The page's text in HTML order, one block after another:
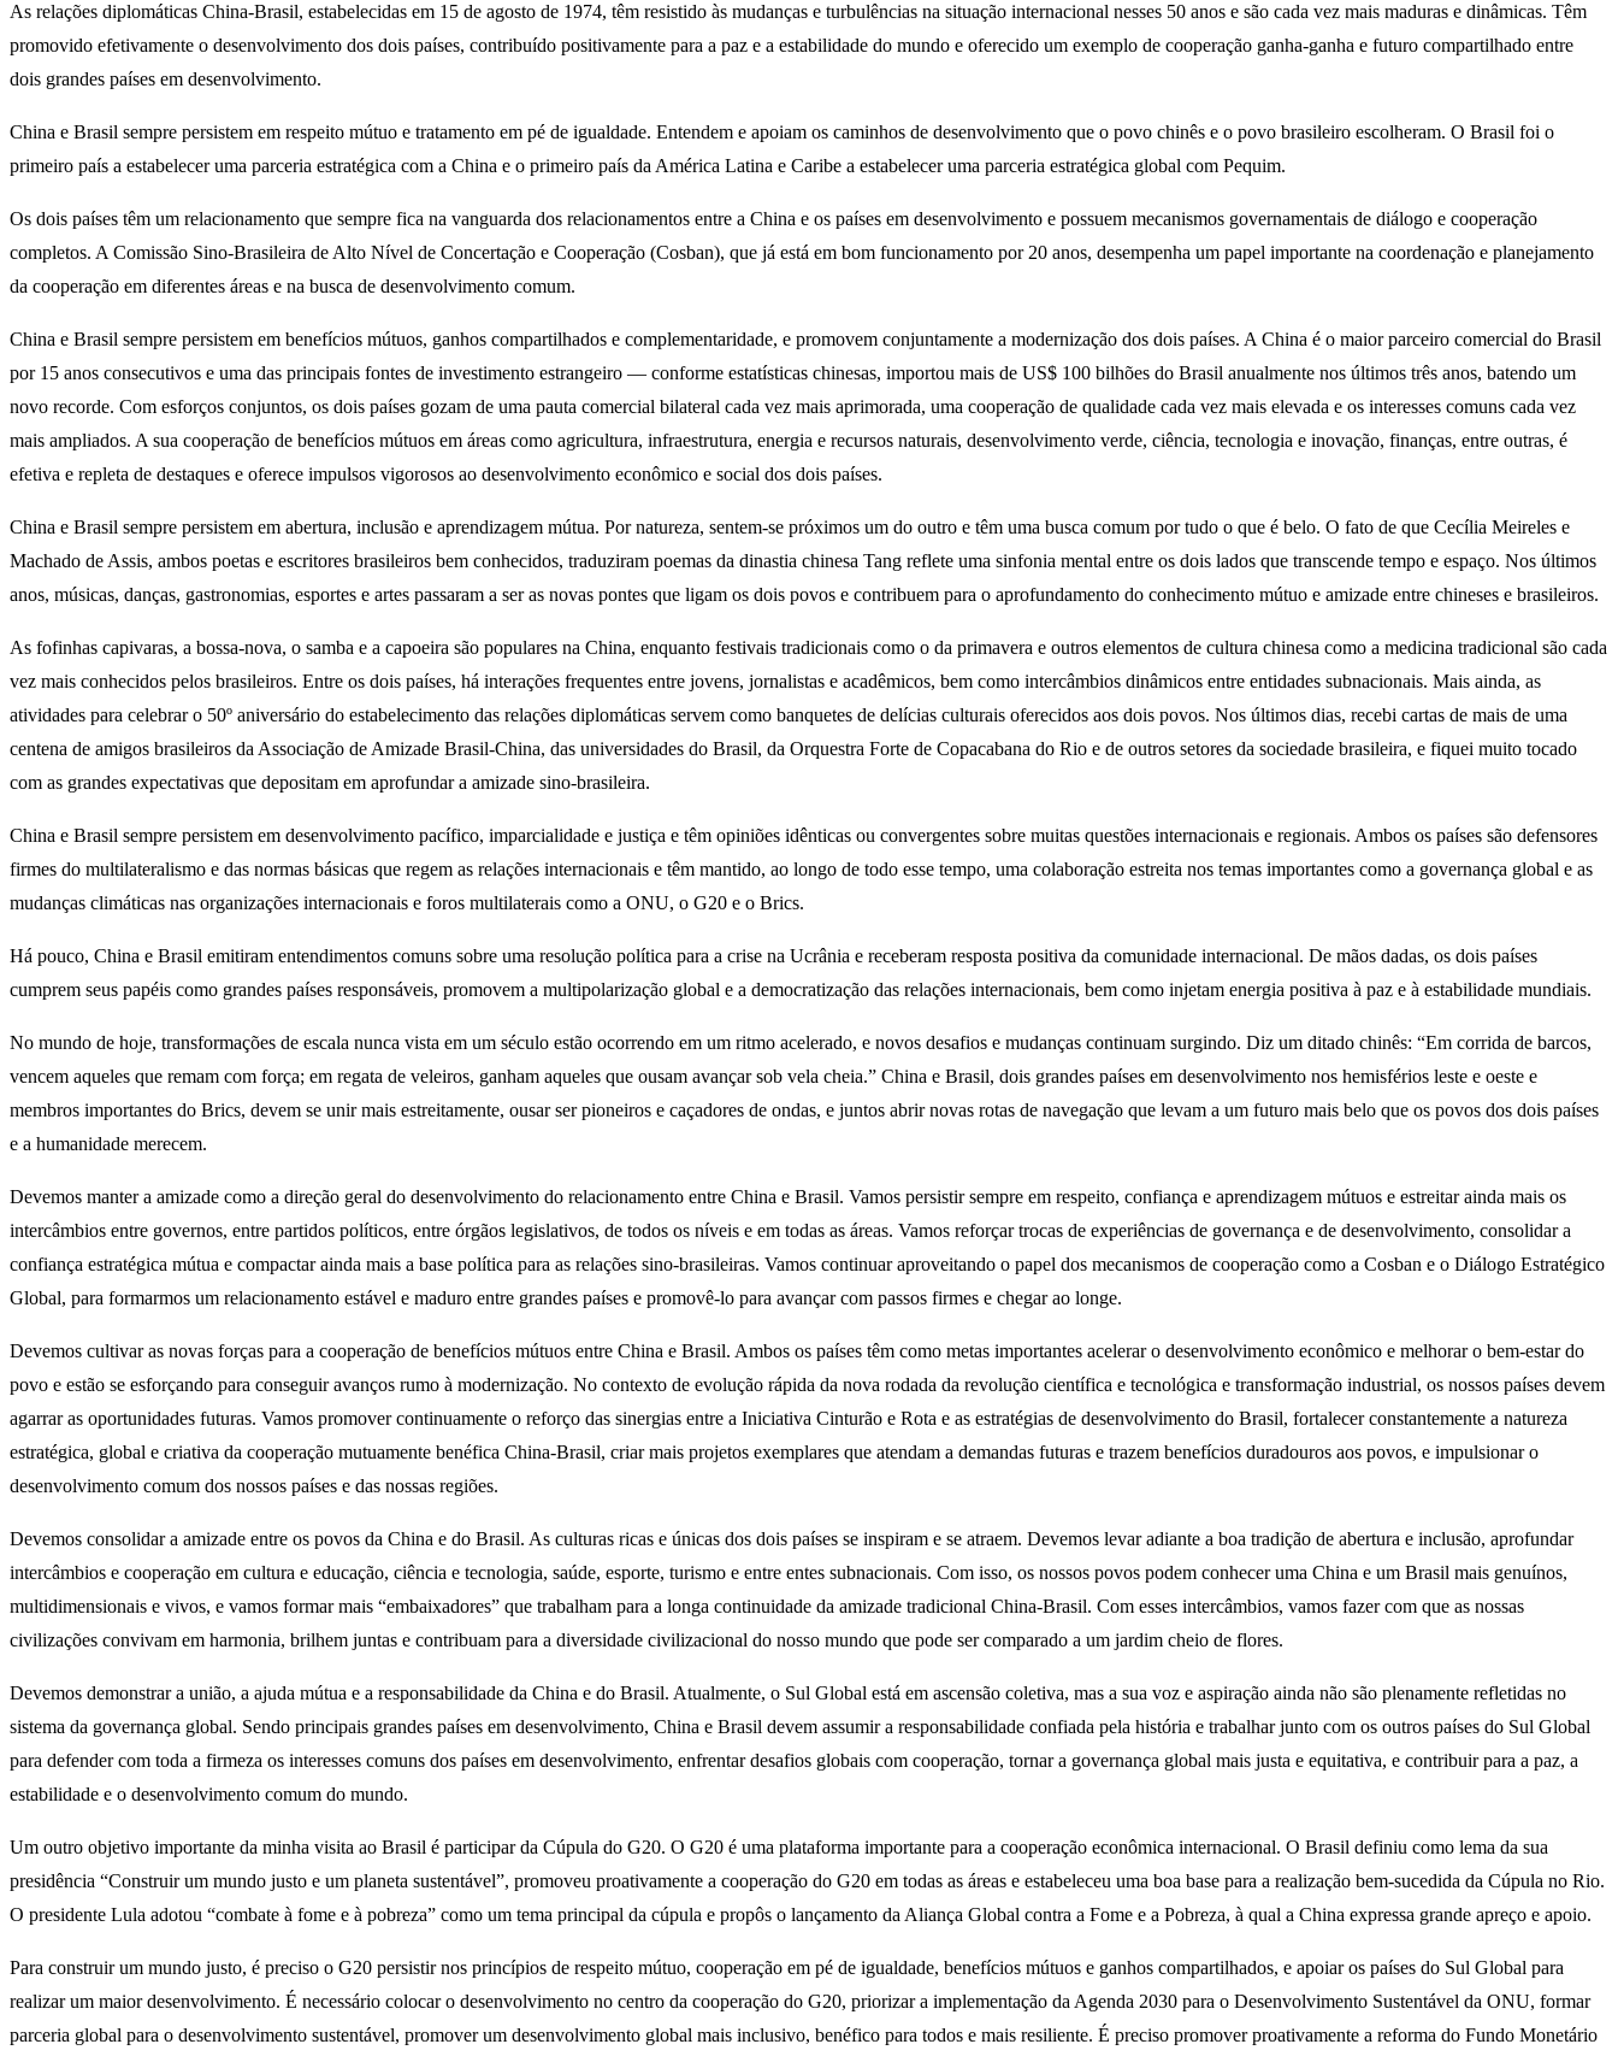
As relações diplomáticas China-Brasil, estabelecidas em 15 de agosto de 1974, têm resistido às mudanças e turbulências na situação internacional nesses 50 anos e são cada vez mais maduras e dinâmicas. Têm
promovido efetivamente o desenvolvimento dos dois países, contribuído positivamente para a paz e a estabilidade do mundo e oferecido um exemplo de cooperação ganha-ganha e futuro compartilhado entre
dois grandes países em desenvolvimento.
China e Brasil sempre persistem em respeito mútuo e tratamento em pé de igualdade. Entendem e apoiam os caminhos de desenvolvimento que o povo chinês e o povo brasileiro escolheram. O Brasil foi o
primeiro país a estabelecer uma parceria estratégica com a China e o primeiro país da América Latina e Caribe a estabelecer uma parceria estratégica global com Pequim.
Os dois países têm um relacionamento que sempre fica na vanguarda dos relacionamentos entre a China e os países em desenvolvimento e possuem mecanismos governamentais de diálogo e cooperação
completos. A Comissão Sino-Brasileira de Alto Nível de Concertação e Cooperação (Cosban), que já está em bom funcionamento por 20 anos, desempenha um papel importante na coordenação e planejamento
da cooperação em diferentes áreas e na busca de desenvolvimento comum.
China e Brasil sempre persistem em benefícios mútuos, ganhos compartilhados e complementaridade, e promovem conjuntamente a modernização dos dois países. A China é o maior parceiro comercial do Brasil
por 15 anos consecutivos e uma das principais fontes de investimento estrangeiro — conforme estatísticas chinesas, importou mais de US$ 100 bilhões do Brasil anualmente nos últimos três anos, batendo um
novo recorde. Com esforços conjuntos, os dois países gozam de uma pauta comercial bilateral cada vez mais aprimorada, uma cooperação de qualidade cada vez mais elevada e os interesses comuns cada vez
mais ampliados. A sua cooperação de benefícios mútuos em áreas como agricultura, infraestrutura, energia e recursos naturais, desenvolvimento verde, ciência, tecnologia e inovação, finanças, entre outras, é
efetiva e repleta de destaques e oferece impulsos vigorosos ao desenvolvimento econômico e social dos dois países.
China e Brasil sempre persistem em abertura, inclusão e aprendizagem mútua. Por natureza, sentem-se próximos um do outro e têm uma busca comum por tudo o que é belo. O fato de que Cecília Meireles e
Machado de Assis, ambos poetas e escritores brasileiros bem conhecidos, traduziram poemas da dinastia chinesa Tang reflete uma sinfonia mental entre os dois lados que transcende tempo e espaço. Nos últimos
anos, músicas, danças, gastronomias, esportes e artes passaram a ser as novas pontes que ligam os dois povos e contribuem para o aprofundamento do conhecimento mútuo e amizade entre chineses e brasileiros.
As fofinhas capivaras, a bossa-nova, o samba e a capoeira são populares na China, enquanto festivais tradicionais como o da primavera e outros elementos de cultura chinesa como a medicina tradicional são cada
vez mais conhecidos pelos brasileiros. Entre os dois países, há interações frequentes entre jovens, jornalistas e acadêmicos, bem como intercâmbios dinâmicos entre entidades subnacionais. Mais ainda, as
atividades para celebrar o 50º aniversário do estabelecimento das relações diplomáticas servem como banquetes de delícias culturais oferecidos aos dois povos. Nos últimos dias, recebi cartas de mais de uma
centena de amigos brasileiros da Associação de Amizade Brasil-China, das universidades do Brasil, da Orquestra Forte de Copacabana do Rio e de outros setores da sociedade brasileira, e fiquei muito tocado
com as grandes expectativas que depositam em aprofundar a amizade sino-brasileira.
China e Brasil sempre persistem em desenvolvimento pacífico, imparcialidade e justiça e têm opiniões idênticas ou convergentes sobre muitas questões internacionais e regionais. Ambos os países são defensores
firmes do multilateralismo e das normas básicas que regem as relações internacionais e têm mantido, ao longo de todo esse tempo, uma colaboração estreita nos temas importantes como a governança global e as
mudanças climáticas nas organizações internacionais e foros multilaterais como a ONU, o G20 e o Brics.
Há pouco, China e Brasil emitiram entendimentos comuns sobre uma resolução política para a crise na Ucrânia e receberam resposta positiva da comunidade internacional. De mãos dadas, os dois países
cumprem seus papéis como grandes países responsáveis, promovem a multipolarização global e a democratização das relações internacionais, bem como injetam energia positiva à paz e à estabilidade mundiais.
No mundo de hoje, transformações de escala nunca vista em um século estão ocorrendo em um ritmo acelerado, e novos desafios e mudanças continuam surgindo. Diz um ditado chinês: “Em corrida de barcos,
vencem aqueles que remam com força; em regata de veleiros, ganham aqueles que ousam avançar sob vela cheia.” China e Brasil, dois grandes países em desenvolvimento nos hemisférios leste e oeste e
membros importantes do Brics, devem se unir mais estreitamente, ousar ser pioneiros e caçadores de ondas, e juntos abrir novas rotas de navegação que levam a um futuro mais belo que os povos dos dois países
e a humanidade merecem.
Devemos manter a amizade como a direção geral do desenvolvimento do relacionamento entre China e Brasil. Vamos persistir sempre em respeito, confiança e aprendizagem mútuos e estreitar ainda mais os
intercâmbios entre governos, entre partidos políticos, entre órgãos legislativos, de todos os níveis e em todas as áreas. Vamos reforçar trocas de experiências de governança e de desenvolvimento, consolidar a
confiança estratégica mútua e compactar ainda mais a base política para as relações sino-brasileiras. Vamos continuar aproveitando o papel dos mecanismos de cooperação como a Cosban e o Diálogo Estratégico
Global, para formarmos um relacionamento estável e maduro entre grandes países e promovê-lo para avançar com passos firmes e chegar ao longe.
Devemos cultivar as novas forças para a cooperação de benefícios mútuos entre China e Brasil. Ambos os países têm como metas importantes acelerar o desenvolvimento econômico e melhorar o bem-estar do
povo e estão se esforçando para conseguir avanços rumo à modernização. No contexto de evolução rápida da nova rodada da revolução científica e tecnológica e transformação industrial, os nossos países devem
agarrar as oportunidades futuras. Vamos promover continuamente o reforço das sinergias entre a Iniciativa Cinturão e Rota e as estratégias de desenvolvimento do Brasil, fortalecer constantemente a natureza
estratégica, global e criativa da cooperação mutuamente benéfica China-Brasil, criar mais projetos exemplares que atendam a demandas futuras e trazem benefícios duradouros aos povos, e impulsionar o
desenvolvimento comum dos nossos países e das nossas regiões.
Devemos consolidar a amizade entre os povos da China e do Brasil. As culturas ricas e únicas dos dois países se inspiram e se atraem. Devemos levar adiante a boa tradição de abertura e inclusão, aprofundar
intercâmbios e cooperação em cultura e educação, ciência e tecnologia, saúde, esporte, turismo e entre entes subnacionais. Com isso, os nossos povos podem conhecer uma China e um Brasil mais genuínos,
multidimensionais e vivos, e vamos formar mais “embaixadores” que trabalham para a longa continuidade da amizade tradicional China-Brasil. Com esses intercâmbios, vamos fazer com que as nossas
civilizações convivam em harmonia, brilhem juntas e contribuam para a diversidade civilizacional do nosso mundo que pode ser comparado a um jardim cheio de flores.
Devemos demonstrar a união, a ajuda mútua e a responsabilidade da China e do Brasil. Atualmente, o Sul Global está em ascensão coletiva, mas a sua voz e aspiração ainda não são plenamente refletidas no
sistema da governança global. Sendo principais grandes países em desenvolvimento, China e Brasil devem assumir a responsabilidade confiada pela história e trabalhar junto com os outros países do Sul Global
para defender com toda a firmeza os interesses comuns dos países em desenvolvimento, enfrentar desafios globais com cooperação, tornar a governança global mais justa e equitativa, e contribuir para a paz, a
estabilidade e o desenvolvimento comum do mundo.
Um outro objetivo importante da minha visita ao Brasil é participar da Cúpula do G20. O G20 é uma plataforma importante para a cooperação econômica internacional. O Brasil definiu como lema da sua
presidência “Construir um mundo justo e um planeta sustentável”, promoveu proativamente a cooperação do G20 em todas as áreas e estabeleceu uma boa base para a realização bem-sucedida da Cúpula no Rio.
O presidente Lula adotou “combate à fome e à pobreza” como um tema principal da cúpula e propôs o lançamento da Aliança Global contra a Fome e a Pobreza, à qual a China expressa grande apreço e apoio.
Para construir um mundo justo, é preciso o G20 persistir nos princípios de respeito mútuo, cooperação em pé de igualdade, benefícios mútuos e ganhos compartilhados, e apoiar os países do Sul Global para
realizar um maior desenvolvimento. É necessário colocar o desenvolvimento no centro da cooperação do G20, priorizar a implementação da Agenda 2030 para o Desenvolvimento Sustentável da ONU, formar
parceria global para o desenvolvimento sustentável, promover um desenvolvimento global mais inclusivo, benéfico para todos e mais resiliente. É preciso promover proativamente a reforma do Fundo Monetário